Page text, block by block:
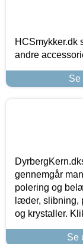
HCSmykker.dk
andre
Se
gennemgår
polering og
læder, slibning,
og krystaller.
Se